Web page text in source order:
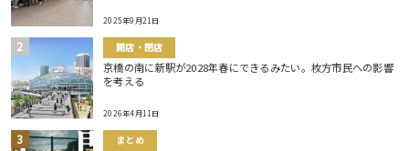
2025年9月21日
開店・閉店
京橋の南に新駅が2028年春にできるみたい。枚方市民への影響
を考える
2026年4月11日
まとめ